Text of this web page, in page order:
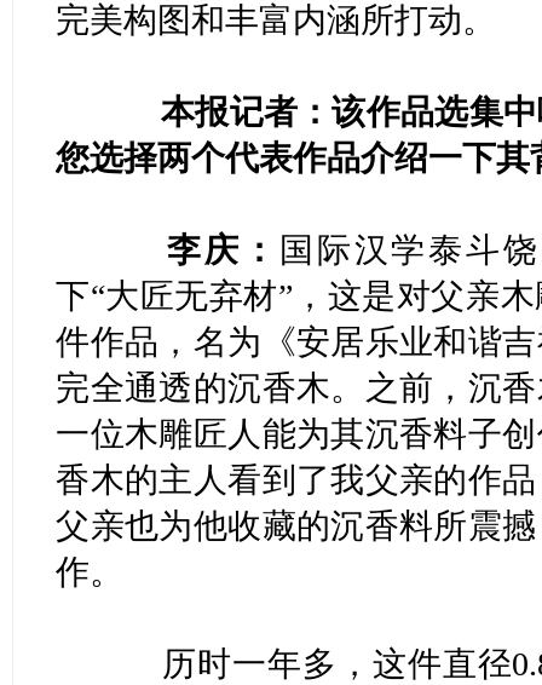
完美构图和丰富内涵所打动。
本报记者：该作品选集中
您选择两个代表作品介绍一下
李庆： 国际汉学泰斗
下“大匠无弃材”，这是对父亲
件作品，名为《安居乐业和谐
完全通透的沉香木。之前，沉
一位木雕匠人能为其沉香料子
香木的主人看到了我父亲的作
父亲也为他收藏的沉香料所震
作。
历时一年多，这件直径